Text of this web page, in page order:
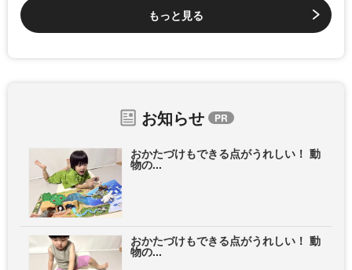
もっと見る
お知らせ
おかたづけもできる点がうれしい！ 動
物の...
おかたづけもできる点がうれしい！ 動
物の...